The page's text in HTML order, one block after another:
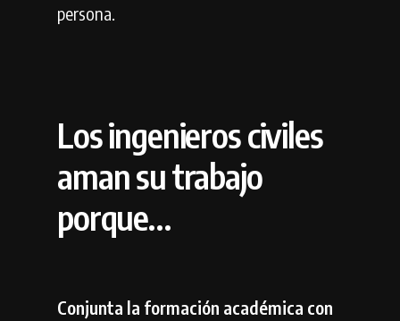
persona.
Los ingenieros civiles
aman su trabajo
porque…
Conjunta la formación académica con